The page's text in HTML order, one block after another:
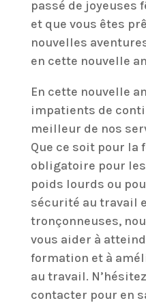
passé de joyeuses
et que vous êtes
nouvelles
en cette nouvelle
En cette nouvelle
impatients de
meilleur de nos
Que ce soit pour la
obligatoire pour
poids lourds ou
sécurité au travail
tronçonneuses,
vous aider à
formation et à
au travail.
contacter pour en